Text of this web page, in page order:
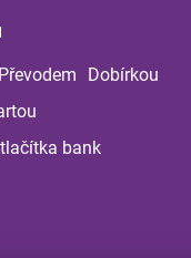
Převodem
Dobírkou
bank